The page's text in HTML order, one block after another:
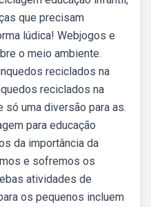
que precisam
lúdica! Webjogos e
o meio ambiente.
reciclados na
reciclados na
só uma diversão para as.
para educação
da importância da
e sofremos os
atividades de
os pequenos incluem